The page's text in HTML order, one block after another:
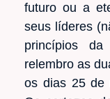
futuro ou a
seus líderes
princípios da
relembro as
os dias 25 de